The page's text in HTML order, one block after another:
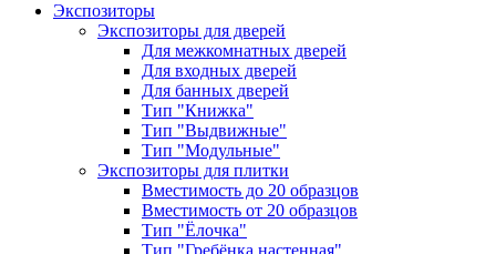
Экспозиторы
Экспозиторы для дверей
Для межкомнатных дверей
Для входных дверей
Для банных дверей
Тип "Книжка"
Тип "Выдвижные"
Тип "Модульные"
Экспозиторы для плитки
Вместимость до 20 образцов
Вместимость от 20 образцов
Тип "Ёлочка"
Тип "Гребёнка настенная"